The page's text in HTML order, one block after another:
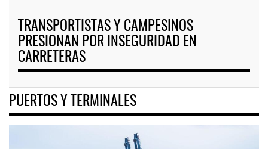
TRANSPORTISTAS Y CAMPESINOS
PRESIONAN POR INSEGURIDAD EN
CARRETERAS
PUERTOS Y TERMINALES